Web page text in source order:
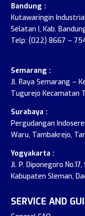
Bandung :
Kutawaringin
Selatan I, Kab.
Telp: (022) 8667 –
Semarang :
Jl. Raya Semarang –
Tugurejo Kecamatan
Surabaya :
Pergudangan
Waru, Tambakrejo,
Yogyakarta :
Jl. P. Diponegoro
Kabupaten Sleman,
SERVICE AND